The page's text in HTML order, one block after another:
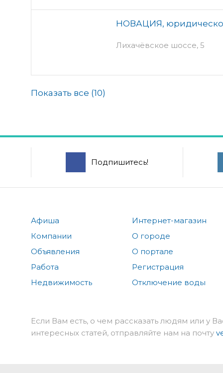
НОВАЦИЯ,
Лихачёвское шоссе, 5
Показать все (10)
Подпишитесь!
Афиша
Компании
Объявления
Работа
Недвижимость
Интернет-магазин
О городе
О портале
Регистрация
Отключение воды
Если Вам есть, о чем рассказать людям или у
интересных статей, отправляйте нам на почту